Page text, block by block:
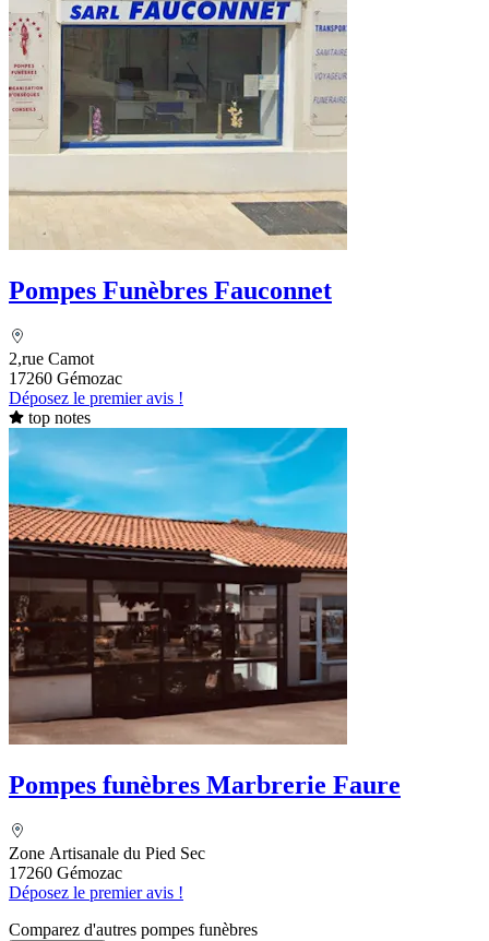
Pompes Funèbres Fauconnet
2,rue Camot
17260 Gémozac
Déposez le premier avis !
top notes
Pompes funèbres Marbrerie Faure
Zone Artisanale du Pied Sec
17260 Gémozac
Déposez le premier avis !
Comparez d'autres pompes funèbres